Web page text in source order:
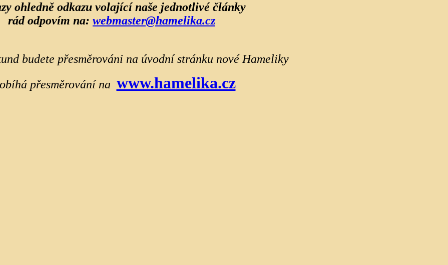
ohledně odkazu volající naše jednotlivé články
rád odpovím na: webmaster@hamelika.cz
budete přesměrováni na úvodní stránku nové Hameliky
přesměrování na www.hamelika.cz